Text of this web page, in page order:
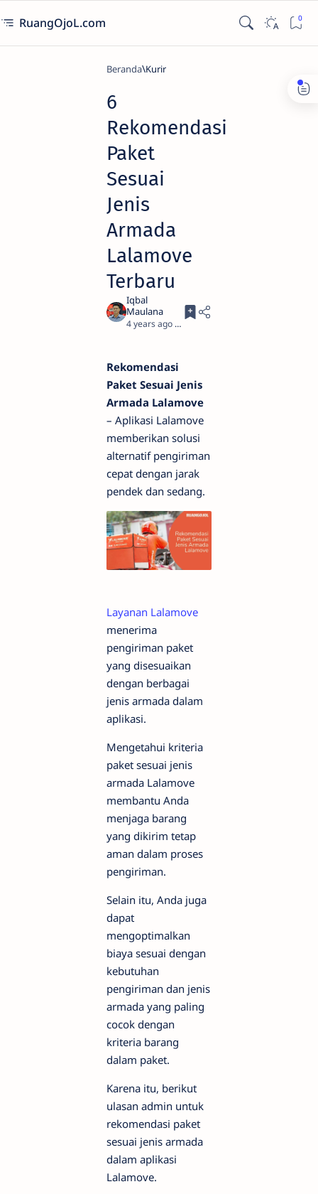
RuangOjoL.com
Beranda Kurir
6
Rekomendasi
Paket
Sesuai
Jenis
Armada
Lalamove
Terbaru
4 years ago 2
Rekomendasi
Paket Sesuai Jenis
Armada Lalamove
– Aplikasi Lalamove
memberikan solusi
alternatif pengiriman
cepat dengan jarak
pendek dan sedang.
Layanan Lalamove
menerima
pengiriman paket
yang disesuaikan
dengan berbagai
jenis armada dalam
aplikasi.
Mengetahui kriteria
paket sesuai jenis
armada Lalamove
membantu Anda
menjaga barang
yang dikirim tetap
aman dalam proses
pengiriman.
Selain itu, Anda juga
dapat
mengoptimalkan
biaya sesuai dengan
kebutuhan
pengiriman dan jenis
armada yang paling
cocok dengan
kriteria barang
dalam paket.
Karena itu, berikut
ulasan admin untuk
rekomendasi paket
sesuai jenis armada
dalam aplikasi
Lalamove.